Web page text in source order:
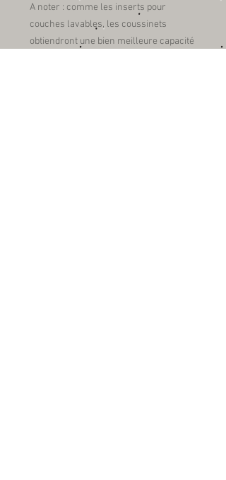
A noter : comme les inserts pour
couches lavables, les coussinets
obtiendront une bien meilleure capacité